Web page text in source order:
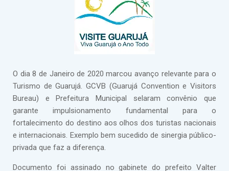
O dia 8 de Janeiro de 2020 marcou avanço relevante para o
Turismo de Guarujá. GCVB (Guarujá Convention e Visitors
Bureau) e Prefeitura Municipal selaram convênio que
garante impulsionamento fundamental para o
fortalecimento do destino aos olhos dos turistas nacionais
e internacionais. Exemplo bem sucedido de sinergia público-
privada que faz a diferença.
Documento foi assinado no gabinete do prefeito Valter